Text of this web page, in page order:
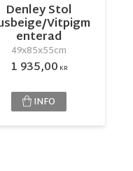
Denley Stol
Vitpigm
enterad
49x85x55cm
1 935,00 KR
INFO